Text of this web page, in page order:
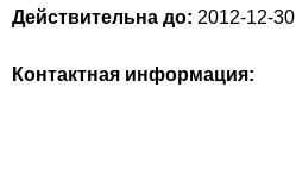
Действительна до: 2012-12-30
Контактная информация: